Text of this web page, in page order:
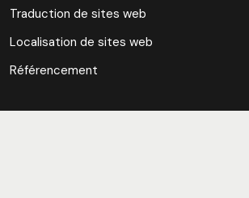
Traduction de sites web
Localisation de sites web
Référencement